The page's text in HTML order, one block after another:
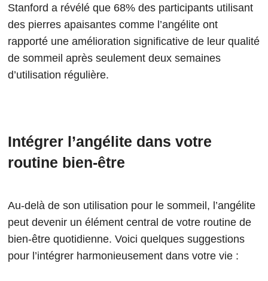
Stanford a révélé que 68% des participants utilisant
des pierres apaisantes comme l’angélite ont
rapporté une amélioration significative de leur qualité
de sommeil après seulement deux semaines
d’utilisation régulière.
Intégrer l’angélite dans votre
routine bien-être
Au-delà de son utilisation pour le sommeil, l’angélite
peut devenir un élément central de votre routine de
bien-être quotidienne. Voici quelques suggestions
pour l’intégrer harmonieusement dans votre vie :